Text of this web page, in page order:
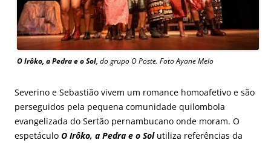
O Irôko, a Pedra e o Sol, do grupo O Poste. Foto Ayane Melo
Severino e Sebastião vivem um romance homoafetivo e são
perseguidos pela pequena comunidade quilombola
evangelizada do Sertão pernambucano onde moram. O
espetáculo O Irôko, a Pedra e o Solutiliza referências da